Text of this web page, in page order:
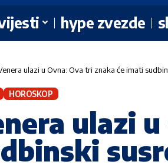
hype zvezde
ulazi u Ovna: Ova tri znaka će imati
HOROSKOP
ulazi